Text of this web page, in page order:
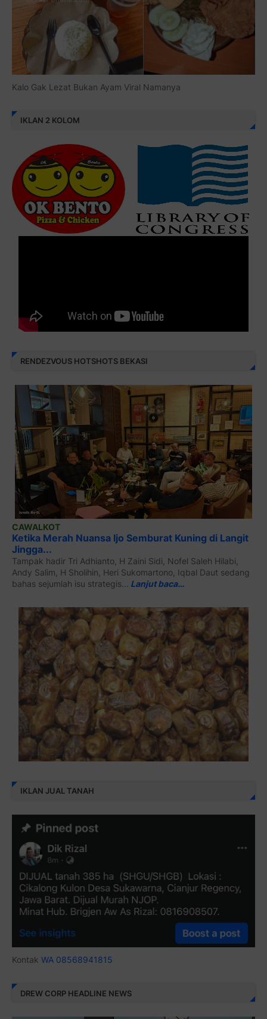
Kalo Gak Lezat Bukan Ayam Viral Namanya
IKLAN 2 KOLOM
RENDEZVOUS HOTSHOTS BEKASI
CAWALKOT
Ketika Merah Nuansa Ijo Semburat Kuning di Langit
Jingga...
Tampak hadir Tri Adhianto, H Zaini Sidi, Nofel Saleh Hilabi,
Andy Salim, H Sholihin, Heri Sukomartono, Iqbal Daut sedang
bahas sejumlah isu strategis...
Lanjut baca…
IKLAN JUAL TANAH
Kontak WA 08568941815
DREW CORP HEADLINE NEWS